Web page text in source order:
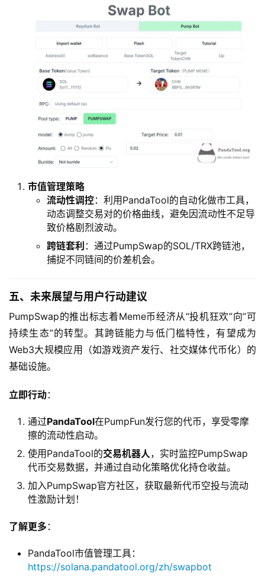
市值管理策略
流动性调控：利用PandaTool的自动化做市工具，
动态调整交易对的价格曲线，避免因流动性不足导
致价格剧烈波动。
跨链套利 ：通过PumpSwap的SOL/TRX跨链池，
捕捉不同链间的价差机会。
五、未来展望与用户行动建议
PumpSwap的推出标志着Meme币经济从“投机狂欢”向“可
持续生态”的转型。其跨链能力与低门槛特性，有望成为
Web3大规模应用（如游戏资产发行、社交媒体代币化）的
基础设施。
立即行动：
通过PandaTool在PumpFun发行您的代币，享受零摩
擦的流动性启动。
使用PandaTool的交易机器人 ，实时监控PumpSwap
代币交易数据，并通过自动化策略优化持仓收益。
加入PumpSwap官方社区，获取最新代币空投与流动
性激励计划！
了解更多 ：
PandaTool市值管理工具：
https://solana.pandatool.org/zh/swapbot